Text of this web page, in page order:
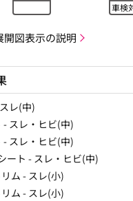
車検
開図表示の説明
レ(中)
スレ・ヒビ(中)
スレ・ヒビ(中)
ート - スレ・ヒビ(中)
ム - スレ(小)
ム - スレ(小)